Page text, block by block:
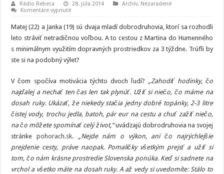
Rádio Rebeca 28. júla 2014 Archív, Nezaradené
Komentáre vypnuténa
pre
dovolenku
Slovensku!
týždňovú
Martina
do
Humenného
Matej (22) a Janka (19) sú dvaja mladí dobrodruhovia, ktorí sa rozhodli
leto stráviť netradičnou voľbou. A to cestou z Martina do Humenného
s minimálnym využitím dopravných prostriedkov za 3 týždne. Trúfli by
ste si na podobný výlet?
V čom spočíva motivácia týchto dvoch ľudí? „Zahodiť hodinky, čo
najďalej a nechať ten čas len tak plynúť. Užiť si niečo, čo máme na
dosah ruky. Ukázať, že niekedy stačia jedny dobré topánky, 2-3 litre
čistej vody, trochu jedla, batoh, pár eur na cestu a chuť zažiť niečo,
na čo môžete spomínať celý život,“uvádzajú dobrodruhovia na svojej
stránke pohorach.sk. „Nejde nám o výkon, ani čo najrýchlejšie
prejdenie cesty, práve naopak. Pomaličky všetkým prejsť a užiť si
tom, čo nám krásne prostredie Slovenska ponúka. Keď si sadnete na
vrchol a všetko máte na dosah ruky. A až vedy si uvedomíte: Stálo to